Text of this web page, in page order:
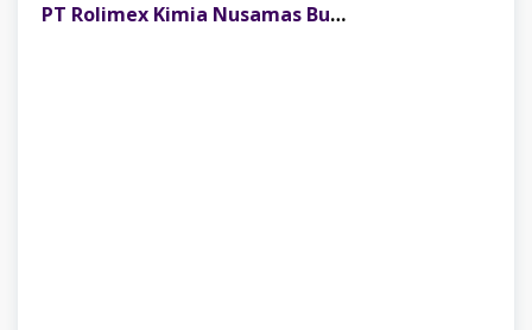
PT Rolimex Kimia Nusamas Buka Lowongan Kerja Supervisor SHE Penempatan Palembang, Minimal S1 Semua Jurusan